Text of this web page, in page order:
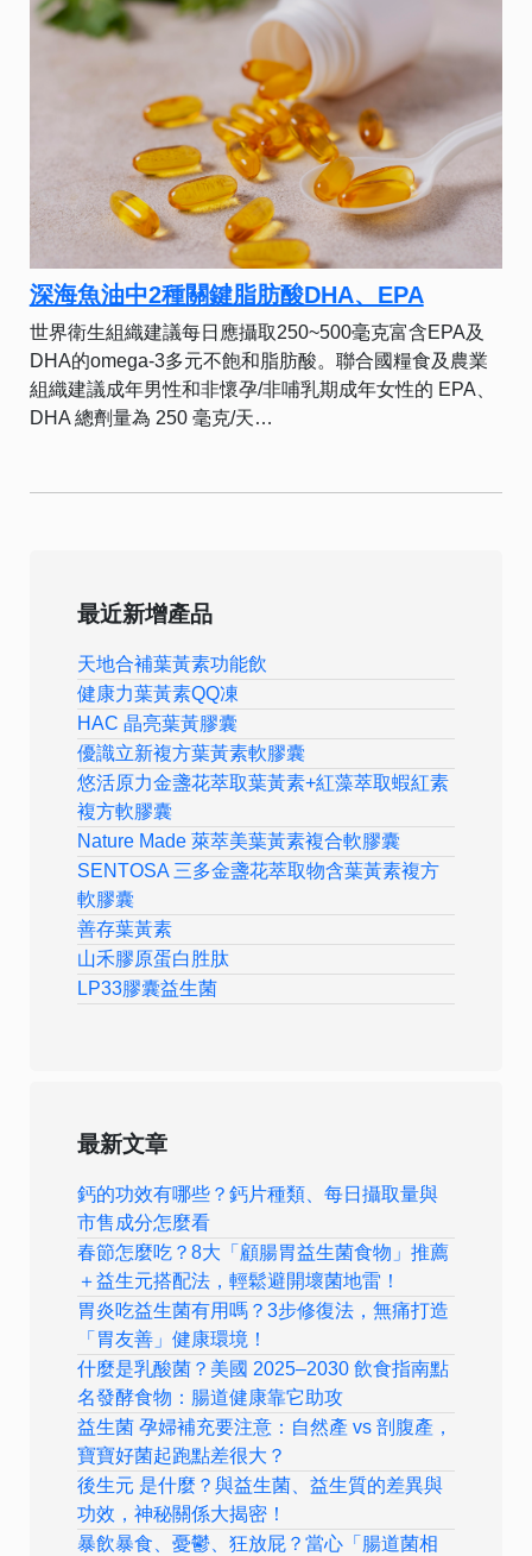
深海魚油中2種關鍵脂肪酸DHA、EPA
世界衛生組織建議每日應攝取250~500毫克富含EPA及
DHA的omega-3多元不飽和脂肪酸。聯合國糧食及農業
組織建議成年男性和非懷孕/非哺乳期成年女性的 EPA、
DHA 總劑量為 250 毫克/天…
最近新增產品
天地合補葉黃素功能飲
健康力葉黃素QQ凍
HAC 晶亮葉黃膠囊
優識立新複方葉黃素軟膠囊
悠活原力金盞花萃取葉黃素+紅藻萃取蝦紅素
複方軟膠囊
Nature Made 萊萃美葉黃素複合軟膠囊
SENTOSA 三多金盞花萃取物含葉黃素複方
軟膠囊
善存葉黃素
山禾膠原蛋白胜肽
LP33膠囊益生菌
最新文章
鈣的功效有哪些？鈣片種類、每日攝取量與
市售成分怎麼看
春節怎麼吃？8大「顧腸胃益生菌食物」推薦
＋益生元搭配法，輕鬆避開壞菌地雷！
胃炎吃益生菌有用嗎？3步修復法，無痛打造
「胃友善」健康環境！
什麼是乳酸菌？美國 2025–2030 飲食指南點
名發酵食物：腸道健康靠它助攻
益生菌 孕婦補充要注意：自然產 vs 剖腹產，
寶寶好菌起跑點差很大？
後生元 是什麼？與益生菌、益生質的差異與
功效，神秘關係大揭密！
暴飲暴食、憂鬱、狂放屁？當心「腸道菌相